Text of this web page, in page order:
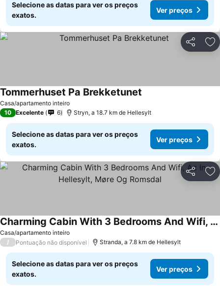
Selecione as datas para ver os preços
exatos.
Ver preços
Partilhar
Casa/apartamento inteiro
Tommerhuset Pa Brekketunet
10 Excelente 6 Stryn, a 18.7 km de Hellesylt
Selecione as datas para ver os preços
exatos.
Ver preços
Partilhar
Casa/apartamento inteiro
Charming Cabin With 3 Bedrooms And Wifi, Ac In Hellesylt, Møre Og Romsdal
/ Pontuação não disponível Stranda, a 7.8 km de Hellesylt
Selecione as datas para ver os preços
exatos.
Ver preços